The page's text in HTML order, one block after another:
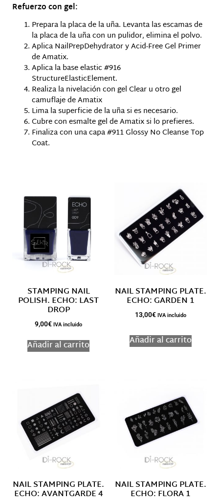
Refuerzo con gel:
Prepara la placa de la uña. Levanta las escamas de
la placa de la uña con un pulidor, elimina el polvo.
Aplica NailPrepDehydrator y Acid-Free Gel Primer
de Amatix.
Aplica la base elastic #916
StructureElasticElement.
Realiza la nivelación con gel Clear u otro gel
camuflaje de Amatix
Lima la superficie de la uña si es necesario.
Cubre con esmalte gel de Amatix si lo prefieres.
Finaliza con una capa #911 Glossy No Cleanse Top
Coat.
STAMPING NAIL
POLISH. ECHO: LAST
DROP
9,00€ IVA incluido
Añadir al carrito
NAIL STAMPING PLATE.
ECHO: GARDEN 1
13,00€ IVA incluido
Añadir al carrito
NAIL STAMPING PLATE.
ECHO: AVANTGARDE 4
NAIL STAMPING PLATE.
ECHO: FLORA 1